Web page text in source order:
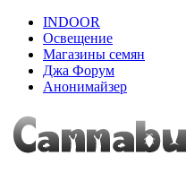
INDOOR
Освещение
Магазины семян
Джа Форум
Анонимайзер